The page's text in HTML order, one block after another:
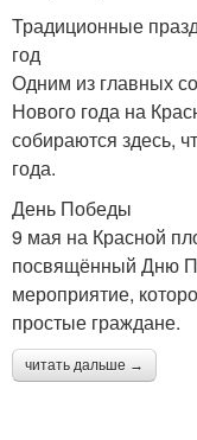
Традиционные
год
Одним из главных
Нового года на
собираются здесь,
года.
День Победы
9 мая на Красной
посвящённый Дню
мероприятие,
простые граждане.
читать дальше →